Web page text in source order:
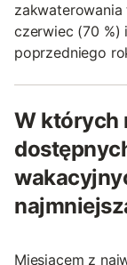
zakwaterowania
czerwiec (70 %)
poprzedniego
W których
Miesiącem z